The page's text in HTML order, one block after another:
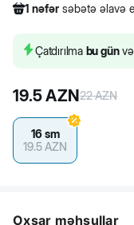
1 nəfər səbətə əlavə
3 nəfər məhsulu alıb
Çatdırılma bu günvə
19.5AZN22AZN
16 sm
19.5AZN
Oxşar məhsullar